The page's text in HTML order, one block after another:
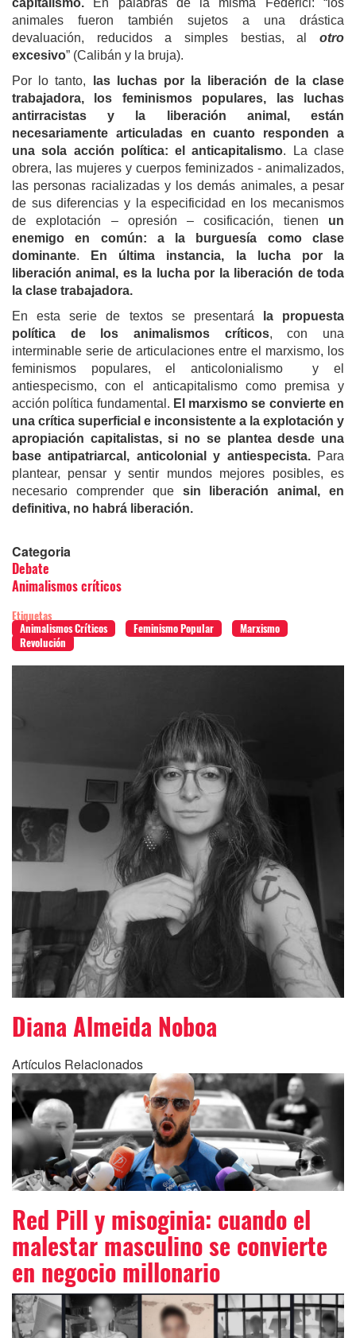
capitalismo. En palabras de la misma Federici: “los
animales fueron también sujetos a una drástica
devaluación, reducidos a simples bestias, al otro
excesivo” (Calibán y la bruja).
Por lo tanto, las luchas por la liberación de la clase
trabajadora, los feminismos populares, las luchas
antirracistas y la liberación animal, están
necesariamente articuladas en cuanto responden a
una sola acción política: el anticapitalismo. La clase
obrera, las mujeres y cuerpos feminizados - animalizados,
las personas racializadas y los demás animales, a pesar
de sus diferencias y la especificidad en los mecanismos
de explotación – opresión – cosificación, tienen un
enemigo en común: a la burguesía como clase
dominante.
En última instancia, la lucha por la
liberación animal, es la lucha por la liberación de toda
la clase trabajadora.
En esta serie de textos se presentará
la propuesta
política de los animalismos críticos, con una
interminable serie de articulaciones entre el marxismo, los
feminismos populares, el anticolonialismo y el
antiespecismo, con el anticapitalismo como premisa y
acción política fundamental. El marxismo se convierte en
una crítica superficial e inconsistente a la explotación y
apropiación capitalistas, si no se plantea desde una
base antipatriarcal, anticolonial y antiespecista.Para
plantear, pensar y sentir mundos mejores posibles, es
necesario comprender que sin liberación animal, en
definitiva, no habrá liberación.
Categoria
Debate
Animalismos críticos
Etiquetas
Animalismos Críticos
Feminismo Popular
Marxismo
Revolución
Diana Almeida Noboa
Artículos Relacionados
Red Pill y misoginia: cuando el
malestar masculino se convierte
en negocio millonario